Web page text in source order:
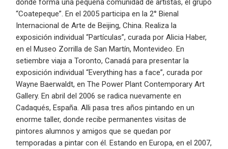
donde forma una pequeña comunidad de artistas, el grupo
“Coatepeque”. En el 2005 participa en la 2° Bienal
Internacional de Arte de Beijing, China. Realiza la
exposición individual “Partículas”, curada por Alicia Haber,
en el Museo Zorrilla de San Martín, Montevideo. En
setiembre viaja a Toronto, Canadá para presentar la
exposición individual “Everything has a face”, curada por
Wayne Baerwaldt, en The Power Plant Contemporary Art
Gallery. En abril del 2006 se radica nuevamente en
Cadaqués, España. Alli pasa tres años pintando en un
enorme taller, donde recibe permanentes visitas de
pintores alumnos y amigos que se quedan por
temporadas a pintar con él. Estando en Europa, en el 2007,